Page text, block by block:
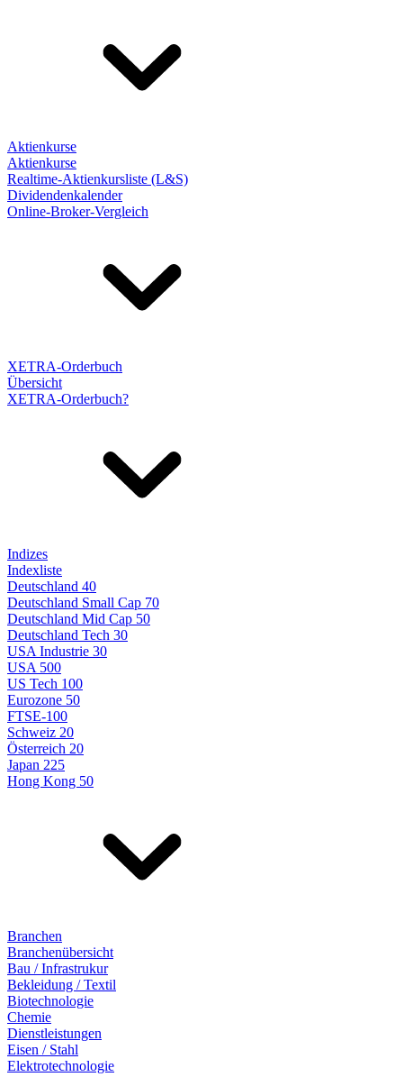
Aktienkurse
Aktienkurse
Realtime-Aktienkursliste (L&S)
Dividendenkalender
Online-Broker-Vergleich
XETRA-Orderbuch
Übersicht
XETRA-Orderbuch?
Indizes
Indexliste
Deutschland 40
Deutschland Small Cap 70
Deutschland Mid Cap 50
Deutschland Tech 30
USA Industrie 30
USA 500
US Tech 100
Eurozone 50
FTSE-100
Schweiz 20
Österreich 20
Japan 225
Hong Kong 50
Branchen
Branchenübersicht
Bau / Infrastrukur
Bekleidung / Textil
Biotechnologie
Chemie
Dienstleistungen
Eisen / Stahl
Elektrotechnologie